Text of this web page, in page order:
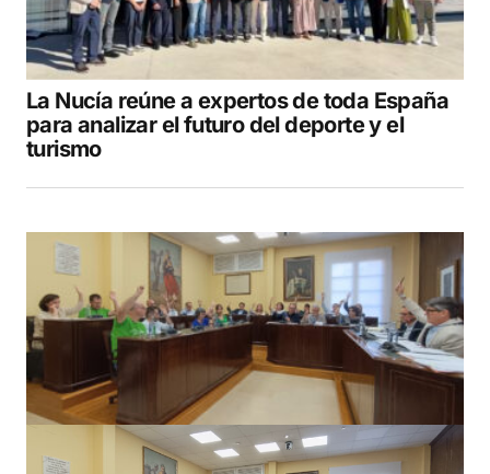
La Nucía reúne a expertos de toda España
para analizar el futuro del deporte y el
turismo